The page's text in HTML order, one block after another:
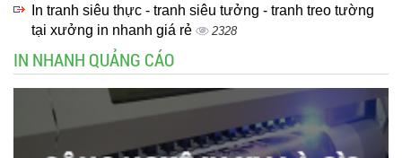
In tranh siêu thực - tranh siêu tưởng - tranh treo tường
tại xưởng in nhanh giá rẻ
2328
IN NHANH QUẢNG CÁO